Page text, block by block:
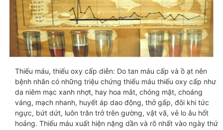
Thiếu máu, thiếu oxy cấp diễn: Do tan máu cấp và ồ ạt nên
bệnh nhân có những triệu chứng thiếu máu thiếu oxy cấp như
da niêm mạc xanh nhợt, hay hoa mắt, chóng mặt, choáng
váng, mạch nhanh, huyết áp dao động, thở gấp, đôi khi tức
ngực, bứt dứt, luôn trăn trở trên gường, vật vã, vẻ lo âu hốt
hoảng. Thiếu máu xuất hiện nặng dần và rõ nhất vào ngày thứ